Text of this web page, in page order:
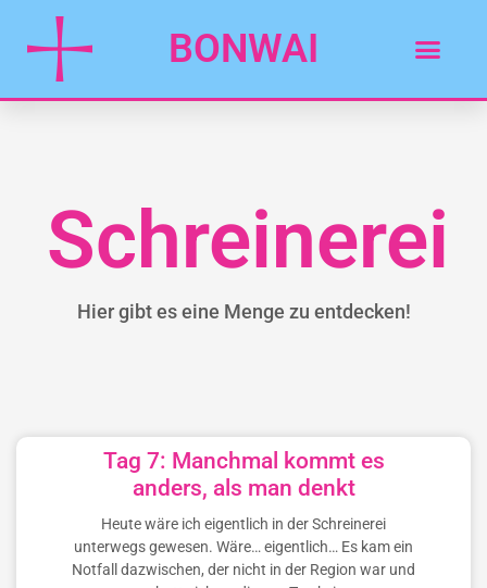
BONWAI
Schreinerei
Hier gibt es eine Menge zu entdecken!
Tag 7: Manchmal kommt es
anders, als man denkt
Heute wäre ich eigentlich in der Schreinerei
unterwegs gewesen. Wäre… eigentlich… Es kam ein
Notfall dazwischen, der nicht in der Region war und